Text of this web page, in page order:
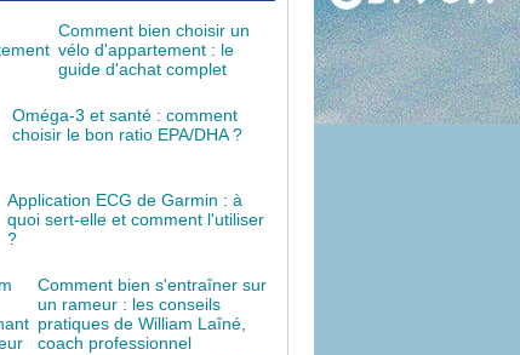
Comment bien choisir un
vélo d'appartement : le
guide d'achat complet
Oméga-3 et santé : comment
choisir le bon ratio EPA/DHA ?
Application ECG de Garmin : à
quoi sert-elle et comment l'utiliser
?
Comment bien s'entraîner sur
un rameur : les conseils
pratiques de William Laîné,
coach professionnel